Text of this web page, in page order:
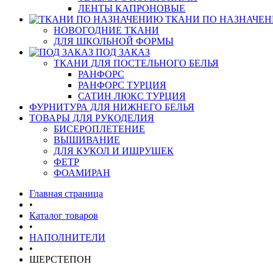
ЛЕНТЫ КАПРОНОВЫЕ
ТКАНИ ПО
НОВОГОДНИЕ ТКАНИ
ДЛЯ ШКОЛЬНОЙ ФОРМЫ
ПОД ЗАКАЗ
ТКАНИ ДЛЯ ПОСТЕЛЬНОГО БЕЛЬЯ
РАНФОРС
РАНФОРС ТУРЦИЯ
САТИН ЛЮКС ТУРЦИЯ
ФУРНИТУРА ДЛЯ НИЖНЕГО БЕЛЬЯ
ТОВАРЫ ДЛЯ РУКОДЕЛИЯ
БИСЕРОПЛЕТЕНИЕ
ВЫШИВАНИЕ
ДЛЯ КУКОЛ И ИШРУШЕК
ФЕТР
ФОАМИРАН
Главная страница
•
Каталог товаров
•
НАПОЛНИТЕЛИ
•
ШЕРСТЕПОН